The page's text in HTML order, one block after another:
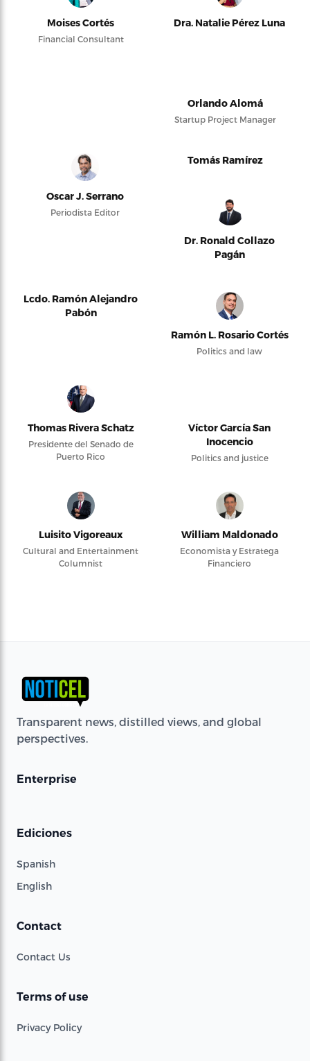
Moises Cortés
Financial Consultant
Dra. Natalie Pérez Luna
Orlando Alomá
Startup Project Manager
Oscar J. Serrano
Periodista Editor
Tomás Ramírez
Dr. Ronald Collazo
Pagán
Lcdo. Ramón Alejandro
Pabón
Ramón L. Rosario Cortés
Politics and law
Thomas Rivera Schatz
Presidente del Senado de
Puerto Rico
Víctor García San
Inocencio
Politics and justice
Luisito Vigoreaux
Cultural and Entertainment
Columnist
William Maldonado
Economista y Estratega
Financiero
Transparent news, distilled views, and global
perspectives.
Enterprise
Ediciones
Spanish
English
Contact
Contact Us
Terms of use
Privacy Policy